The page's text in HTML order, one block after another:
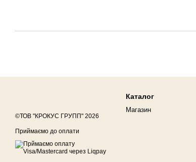
©ТОВ "КРОКУС ГРУПП" 2026
Приймаємо до оплати
Каталог
Магазин